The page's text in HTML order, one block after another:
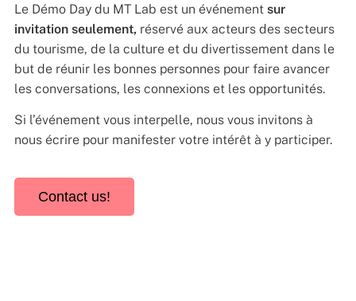
Le Démo Day du MT Lab est un événement sur
invitation seulement, réservé aux acteurs des secteurs
du tourisme, de la culture et du divertissement dans le
but de réunir les bonnes personnes pour faire avancer
les conversations, les connexions et les opportunités.
Si l’événement vous interpelle, nous vous invitons à
nous écrire pour manifester votre intérêt à y participer.
Contact us!